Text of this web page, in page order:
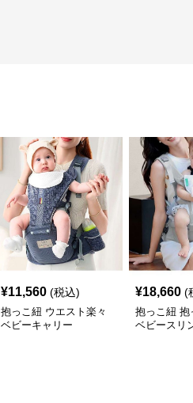
¥11,560 (税込)
抱っこ紐 ウエスト楽々
ベビーキャリー
¥18,660 (
抱っこ紐 抱
ベビースリ